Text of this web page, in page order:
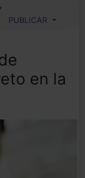
PUBLICAR
en la